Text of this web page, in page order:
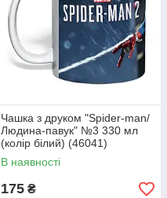
Чашка з друком "Spider-man/
Людина-павук" №3 330 мл
(колір білий) (46041)
В наявності
175 ₴